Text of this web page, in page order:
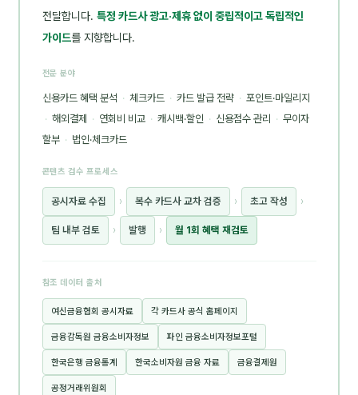
전달합니다. 특정 카드사 광고·제휴 없이 중립적이고 독립적인
가이드를 지향합니다.
전문 분야
신용카드 혜택 분석 · 체크카드 · 카드 발급 전략 · 포인트·마일리지
· 해외결제 · 연회비 비교 · 캐시백·할인 · 신용점수 관리 · 무이자
할부 · 법인·체크카드
콘텐츠 검수 프로세스
공시자료 수집 › 복수 카드사 교차 검증 › 초고 작성 ›
팀 내부 검토 › 발행 › 월 1회 혜택 재검토
참조 데이터 출처
여신금융협회 공시자료 각 카드사 공식 홈페이지
금융감독원 금융소비자정보 파인 금융소비자정보포털
한국은행 금융통계 한국소비자원 금융 자료 금융결제원
공정거래위원회